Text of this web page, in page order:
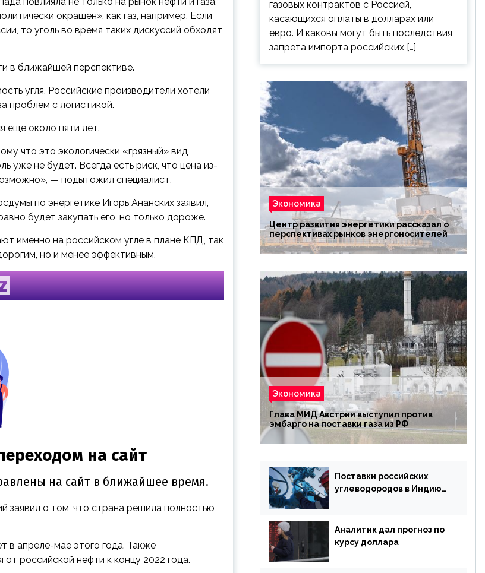
окрашен», как газ, например. Если
то уголь во время таких дискуссий обходят
в ближайшей перспективе.
угля. Российские производители хотели
проблем с логистикой.
еще около пяти лет.
что это экологически «грязный» вид
уже не будет. Всегда есть риск, что цена из-
— подытожил специалист.
по энергетике Игорь Ананских заявил,
будет закупать его, но только дороже.
именно на российском угле в плане КПД, так
но и менее эффективным.
о том, что страна решила полностью
в апреле-мае этого года. Также
российской нефти к концу 2022 года.
газовых контрактов с Россией,
касающихся оплаты в долларах или
евро. И каковы могут быть последствия
запрета импорта российских […]
Экономика
Центр развития энергетики рассказал о
перспективах рынков энергоносителей
Экономика
Глава МИД Австрии выступил против
эмбарго на поставки газа из РФ
Поставки российских
углеводородов в Индию
Аналитик дал прогноз по
курсу доллара